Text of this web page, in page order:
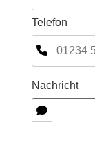
Telefon
Nachricht